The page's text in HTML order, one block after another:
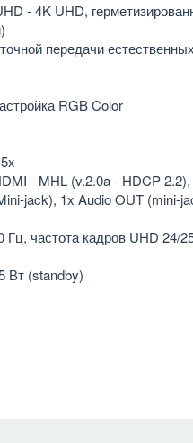
- 4K UHD,
передачи
RGB Color
- MHL (v.2.0a - HDCP
jack), 1x Audio OUT (mini-
частота кадров UHD 24/
Вт (standby)